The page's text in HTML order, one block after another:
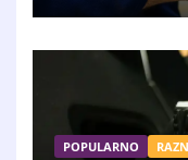
POPULARNO